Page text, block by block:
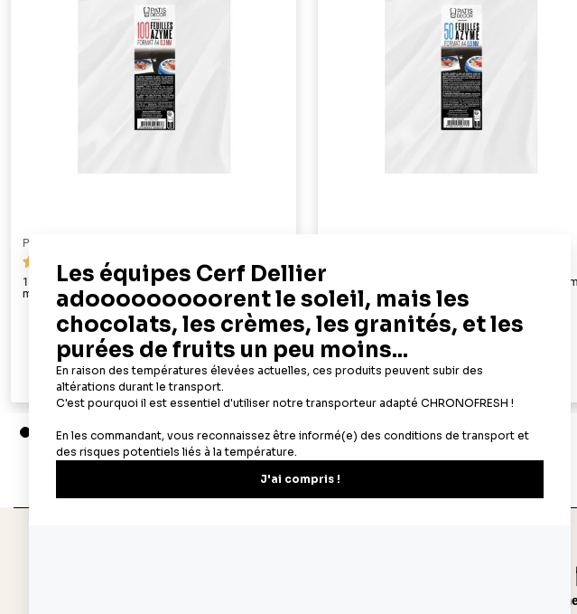
PATISDECOR
100 feuilles azyme alimentaires A4 - épaisseur 0,3
mm
22,90 €
Ajouter au panier
Aperçu rapide
50 feuilles azyme alimentaires A4 - épaisseur 0,6
19,90 €
Ajouter au panier
Aperçu rapide